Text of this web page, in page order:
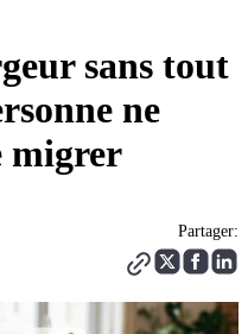
sans tout
ne
migrer
Partager: